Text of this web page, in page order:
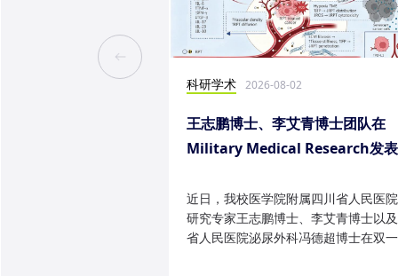
科研学术 2026-08-02
王志鹏博士、李艾青博士团队在
Military Medical Research发
近日，我校医学院附属四川省人民医
研究专家王志鹏博士、李艾青博士以
省人民医院泌尿外科冯德超博士在双